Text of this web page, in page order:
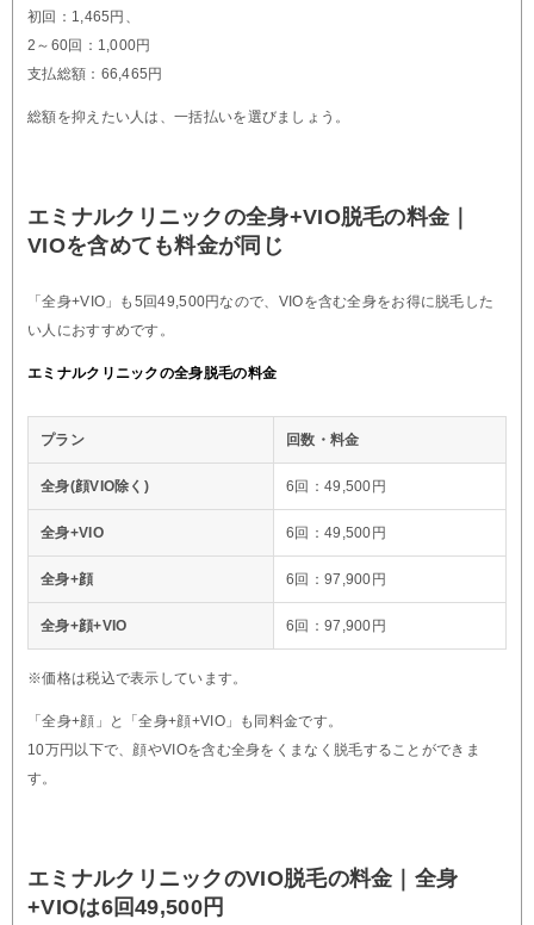
初回：1,465円、
2～60回：1,000円
支払総額：66,465円
総額を抑えたい人は、一括払いを選びましょう。
エミナルクリニックの全身+VIO脱毛の料金｜
VIOを含めても料金が同じ
「全身+VIO」も5回49,500円なので、VIOを含む全身をお得に脱毛した
い人におすすめです。
エミナルクリニックの全身脱毛の料金
プラン 回数・料金
全身(顔VIO除く) 6回：49,500円
全身+VIO 6回：49,500円
全身+顔 6回：97,900円
全身+顔+VIO 6回：97,900円
※価格は税込で表示しています。
「全身+顔」と「全身+顔+VIO」も同料金です。
10万円以下で、顔やVIOを含む全身をくまなく脱毛することができま
す。
エミナルクリニックのVIO脱毛の料金｜全身
+VIOは6回49,500円